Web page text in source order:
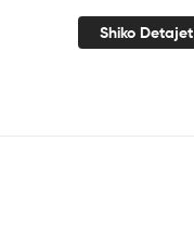
Shiko Detajet